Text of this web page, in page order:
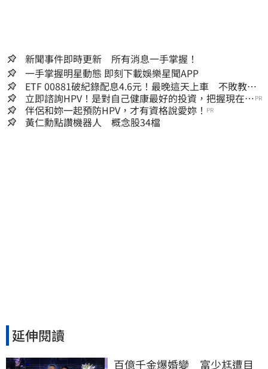
新聞事件即時更新 所有消息一手掌握！
一手掌握明星動態 即刻下載娛樂星聞APP
ETF 00881破紀錄配息4.6元！最晚這天上車 不敗教主
讚：表現超越0050
立即諮詢HPV！是對自己健康最好的投資，把握現在不
嫌晚！
PR
伴侶和妳一起預防HPV，才有資格說愛妳！ PR
黃仁勳點讚機器人 概念股34檔
延伸閱讀
百億千金爆婚變　富少尪遭目